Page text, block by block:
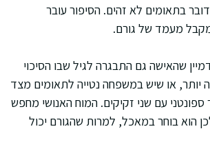
בתאומים לא זהים. הסיפור עובר
מעמד של גורם.
שהאישה גם התבגרה לגיל שבו הסיכוי
יותר, או שיש במשפחה נטייה לתאומים מצד
עם שני זקיקים. המוח האנושי מחפש
הוא בוחר במאכל, למרות שהגורם יכול